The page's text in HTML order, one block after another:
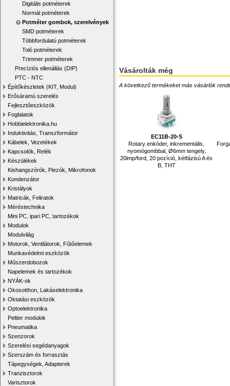
Digitális potméterek
Normál potméterek
Potméter gombok, szerelvények
SMD potméterek
Többfordulatú potméterek
Toló potméterek
Trimmer potméterek
Precíziós ellenállás (DIP)
PTC - NTC
Építőkészletek (KIT, Modul)
Erősáramú szerelés
Fejlesztőeszközök
Foglalatok
Hobbielektronika.hu
Induktivitás, Transzformátor
Kábelek, Vezetékek
Kapcsolók, Relék
Készülékek
Kishangszórók, Piezók, Mikrofonok
Kondenzátor
Kristályok
Matricák, Feliratok
Méréstechnika
Mini PC, ipari PC, tartozékok
Modulok
Modulvilág
Motorok, Ventilátorok, Fűtőelemek
Munkavédelmi eszközök
Műszerdobozok
Napelemek és tartozékok
NYÁK-ok
Okosotthon, Lakáselektronika
Oktatási eszközök
Optoelektronika
Peltier modulok
Pneumatika
Szenzorok
Szerelési segédanyagok
Szerszám és forrasztás
Tápegységek, Adapterek
Tranzisztorok
Varisztorok
Vásárolták még
A következő termékeket más vásárlók
EC11B-20-S
Rotary enkóder, inkrementális,
nyomógombbal, Ø6mm tengely,
20imp/ford, 20 pozíció, kétfázisú A és
B, THT